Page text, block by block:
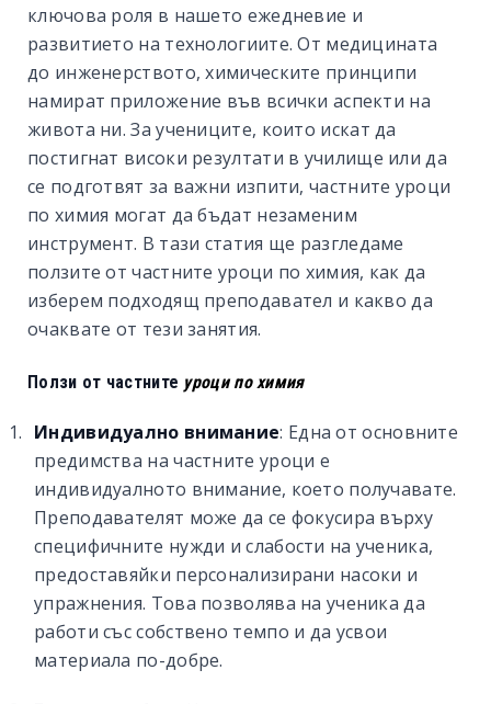
ключова роля в нашето ежедневие и
развитието на технологиите. От медицината
до инженерството, химическите принципи
намират приложение във всички аспекти на
живота ни. За учениците, които искат да
постигнат високи резултати в училище или да
се подготвят за важни изпити, частните уроци
по химия могат да бъдат незаменим
инструмент. В тази статия ще разгледаме
ползите от частните уроци по химия, как да
изберем подходящ преподавател и какво да
очаквате от тези занятия.
Ползи от частните уроци по химия
Индивидуално внимание: Една от основните
предимства на частните уроци е
индивидуалното внимание, което получавате.
Преподавателят може да се фокусира върху
специфичните нужди и слабости на ученика,
предоставяйки персонализирани насоки и
упражнения. Това позволява на ученика да
работи със собствено темпо и да усвои
материала по-добре.